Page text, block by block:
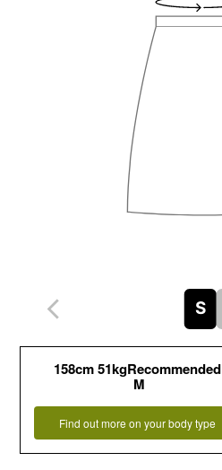
S
158cm 51kgRecommended
M
Find out more on your body type